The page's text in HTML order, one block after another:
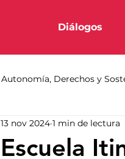
Diálogos
Autonomía, Derechos y
Escuela
13 nov 2024 1 min de lectura